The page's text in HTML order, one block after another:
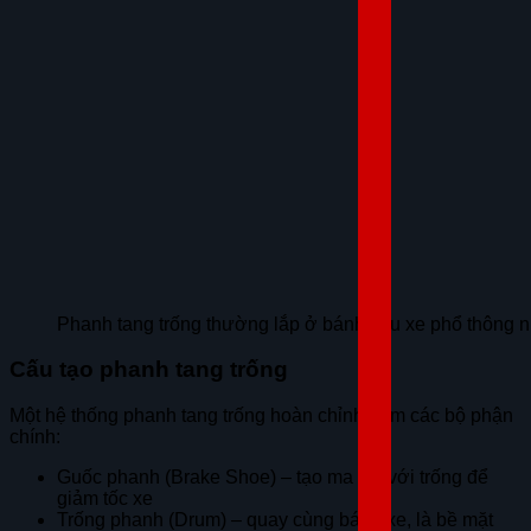
Phanh tang trống thường lắp ở bánh sau xe phổ thông
Cấu tạo phanh tang trống
Một hệ thống phanh tang trống hoàn chỉnh gồm các bộ phận
chính:
Guốc phanh (Brake Shoe) – tạo ma sát với trống để
giảm tốc xe
Trống phanh (Drum) – quay cùng bánh xe, là bề mặt